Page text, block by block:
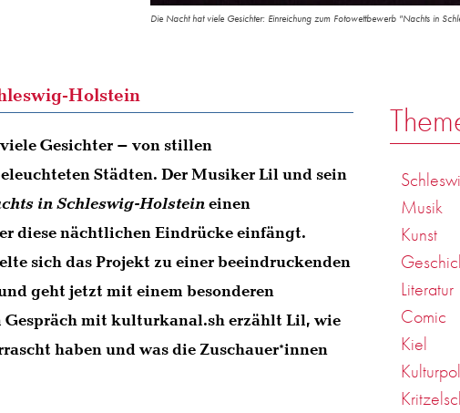
Die Nacht hat viele Gesichter: Einreichung zum Fotowettbewerb "Nachts in
Holstein
Gesichter – von stillen
Städten. Der Musiker Lil und sein
in Schleswig-Holsteineinen
diese nächtlichen Eindrücke einfängt.
sich das Projekt zu einer beeindruckenden
geht jetzt mit einem besonderen
mit kulturkanal.sh erzählt Lil, wie
haben und was die Zuschauer*innen
Musik
Kunst
Literatur
Comic
Kiel